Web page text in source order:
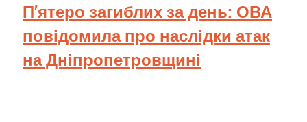
П’ятеро загиблих за день: ОВА
повідомила про наслідки атак
на Дніпропетровщині